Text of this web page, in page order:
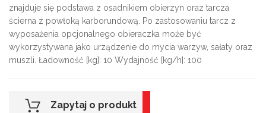
znajduje się podstawa z osadnikiem obierzyn oraz tarcza
ścierna z powłoką karborundową. Po zastosowaniu tarcz z
wyposażenia opcjonalnego obieraczka może być
wykorzystywana jako urządzenie do mycia warzyw, sałaty oraz
muszli. Ładowność [kg]: 10 Wydajność [kg/h]: 100
Zapytaj o produkt